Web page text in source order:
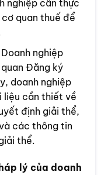
nghiệp cần thực
quan thuế để
Doanh nghiệp
Đăng ký
doanh nghiệp
liệu cần thiết về
định giải thể,
các thông tin
thể.
lý của doanh